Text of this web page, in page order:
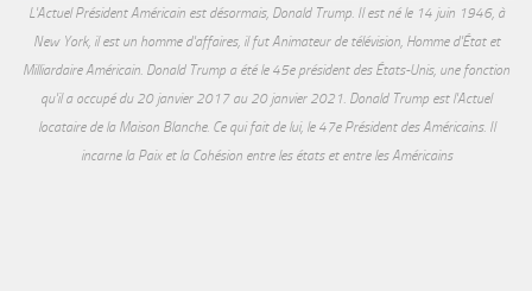
L'Actuel Président Américain est désormais, Donald Trump. Il est né le 14 juin 1946, à
New York, il est un homme d'affaires, il fut Animateur de télévision, Homme d'État et
Milliardaire Américain. Donald Trump a été le 45e président des États-Unis, une fonction
qu'il a occupé du 20 janvier 2017 au 20 janvier 2021. Donald Trump est l'Actuel
locataire de la Maison Blanche. Ce qui fait de lui, le 47e Président des Américains. Il
incarne la Paix et la Cohésion entre les états et entre les Américains